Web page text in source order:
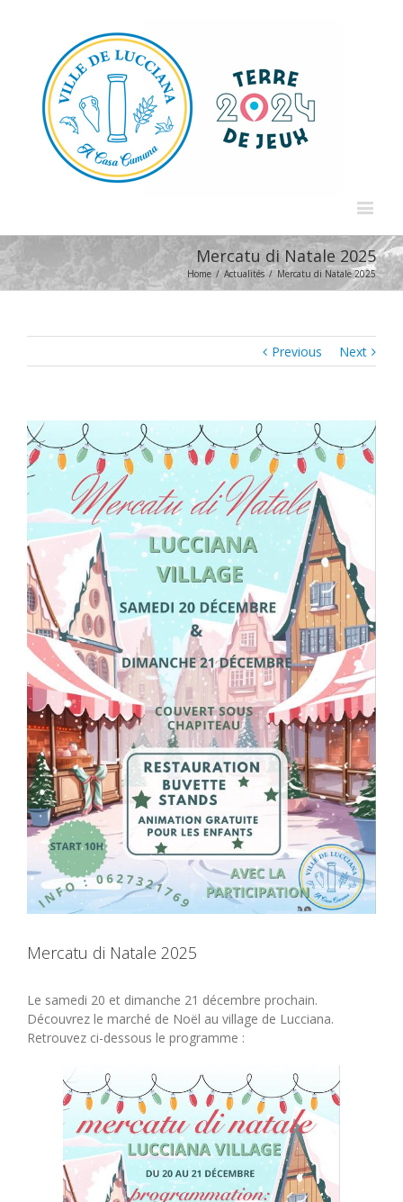
Mercatu di Natale 2025
Home / Actualités / Mercatu di Natale 2025
Previous Next
View
Larger
Image
Mercatu di Natale 2025
Le samedi 20 et dimanche 21 décembre prochain.
Découvrez le marché de Noël au village de Lucciana.
Retrouvez ci-dessous le programme :